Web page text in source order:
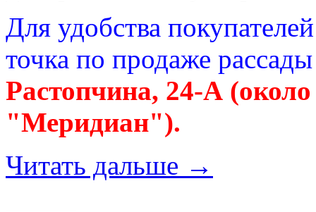
Для удобства
точка по продаже
Растопчина, 24-А (около
"Меридиан").
Читать дальше →